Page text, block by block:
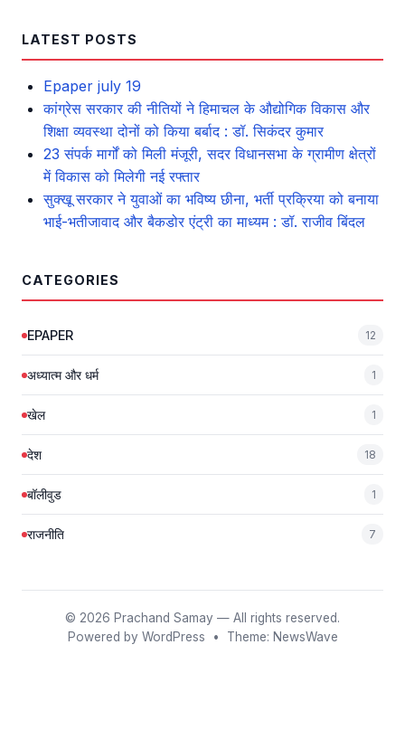
LATEST POSTS
Epaper july 19
कांग्रेस सरकार की नीतियों ने हिमाचल के औद्योगिक विकास और
शिक्षा व्यवस्था दोनों को किया बर्बाद : डॉ. सिकंदर कुमार
23 संपर्क मार्गों को मिली मंजूरी, सदर विधानसभा के ग्रामीण क्षेत्रों
में विकास को मिलेगी नई रफ्तार
सुक्खू सरकार ने युवाओं का भविष्य छीना, भर्ती प्रक्रिया को बनाया
भाई-भतीजावाद और बैकडोर एंट्री का माध्यम : डॉ. राजीव बिंदल
CATEGORIES
EPAPER 12
अध्यात्म और धर्म 1
खेल 1
देश 18
बॉलीवुड 1
राजनीति 7
© 2026 Prachand Samay — All rights reserved.
Powered by WordPress • Theme: NewsWave